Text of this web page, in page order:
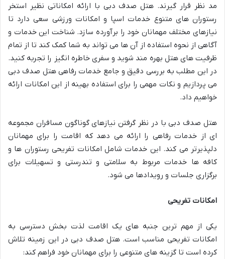
مد نظر قرار گیرند. هتل صدف دبی با ارائه امکاناتی نظیر استخر
رستوران های متنوع خدمات اسپا و امکانات ورزشی سعی دارد تا
نیازهای مختلف مهمانان خود را برآورده سازد. شناخت این خدمات و
آگاهی از نحوه استفاده از آن ها می تواند به شما کمک کند تا از تمام
ظرفیت های هتل بهره مند شوید و سفری خاطره انگیز را تجربه کنید.
در این مطلب به بررسی دقیق و جامع خدمات رفاهی هتل صدف دبی
می پردازیم و نکات مهمی را برای استفاده بهینه از این امکانات ارائه
خواهیم داد.
هتل صدف دبی با در نظر گرفتن نیازهای گوناگون مسافران مجموعه
ای از خدمات رفاهی را ارائه می دهد که اقامت را برای مهمانان
دلپذیرتر می کند. این خدمات شامل امکانات تفریحی رستوران ها و
کافه ها خدمات مربوط به سلامتی و تندرستی و تسهیلات برای
برگزاری جلسات و رویدادها می شود.
امکانات تفریحی
یکی از مهم ترین جنبه های یک اقامت لذت بخش دسترسی به
امکانات تفریحی مناسب است. هتل صدف دبی در این زمینه تلاش
کرده است تا گزینه های متنوعی را برای مهمانان خود فراهم کند: